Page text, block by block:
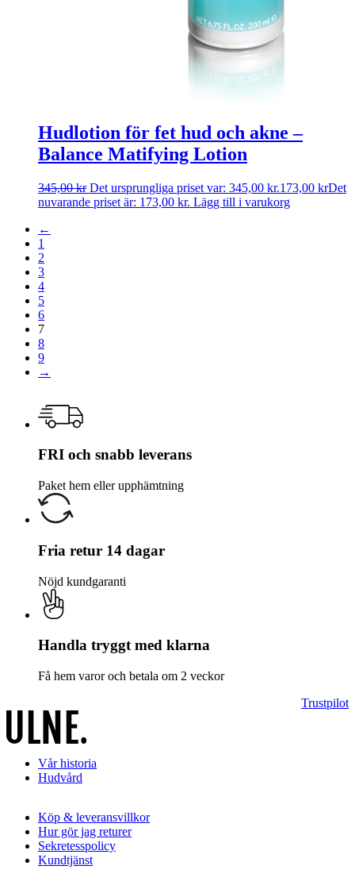
Hudlotion för fet hud och akne –
Balance Matifying Lotion
345,00kr Det ursprungliga priset var: 345,00 kr.173,00 krDet
nuvarande priset är: 173,00 kr. Lägg till i varukorg
←
1
2
3
4
5
6
7
8
9
→
FRI och snabb leverans
Paket hem eller upphämtning
Fria retur 14 dagar
Nöjd kundgaranti
Handla tryggt med klarna
Få hem varor och betala om 2 veckor
Trustpilot
Vår historia
Hudvård
Köp & leveransvillkor
Hur gör jag returer
Sekretesspolicy
Kundtjänst